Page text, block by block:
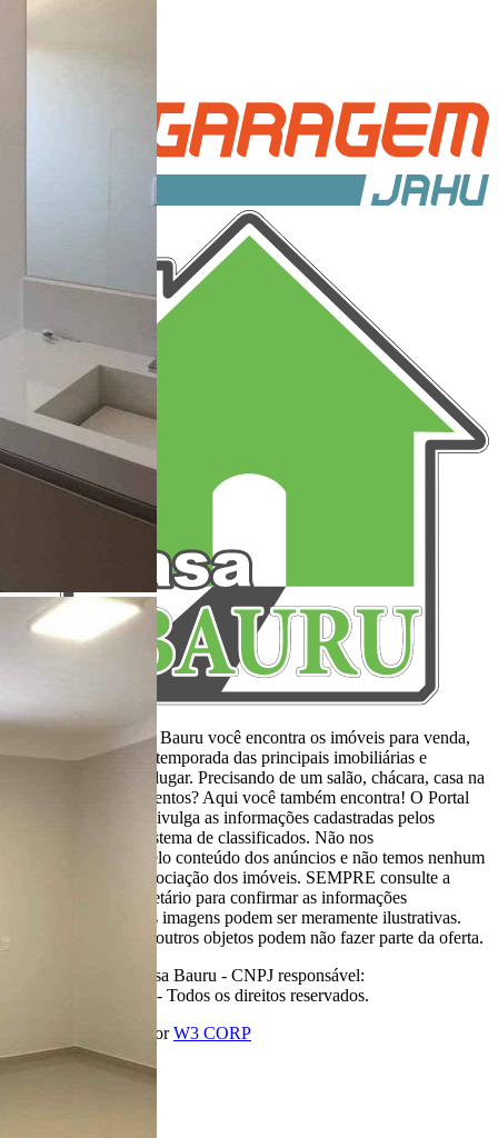
Aqui, no Portal Casa Bauru você encontra os imóveis para venda,
locação e aluguel de temporada das principais imobiliárias e
corretores em um só lugar. Precisando de um salão, chácara, casa na
praia ou sítio para eventos? Aqui você também encontra! O Portal
Casa Bauru apenas divulga as informações cadastradas pelos
usuários como um sistema de classificados. Não nos
responsabilizamos pelo conteúdo dos anúncios e não temos nenhum
envolvimento na negociação dos imóveis. SEMPRE consulte a
imobiliária ou proprietário para confirmar as informações
anunciadas. Algumas imagens podem ser meramente ilustrativas.
Itens de decoração e outros objetos podem não fazer parte da oferta.
2011-2026 Portal Casa Bauru - CNPJ responsável:
32.709.269/0001-38 - Todos os direitos reservados.
porW3 CORP